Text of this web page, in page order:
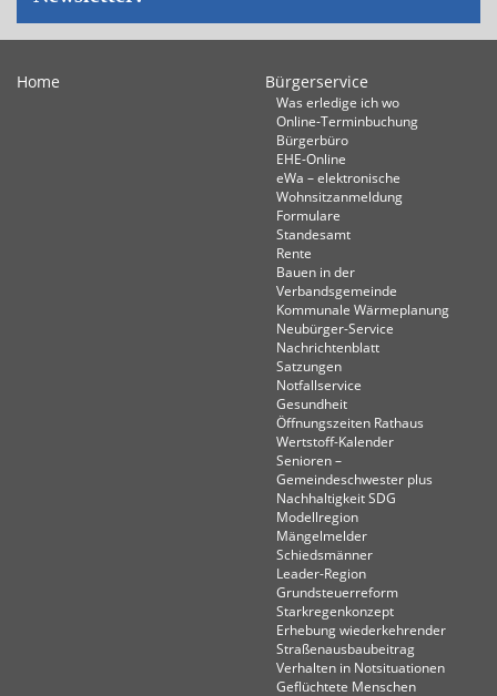
Home Bürgerservice
Was erledige ich wo
Online-Terminbuchung
Bürgerbüro
EHE-Online
eWa – elektronische
Wohnsitzanmeldung
Formulare
Standesamt
Rente
Bauen in der
Verbandsgemeinde
Kommunale Wärmeplanung
Neubürger-Service
Nachrichtenblatt
Satzungen
Notfallservice
Gesundheit
Öffnungszeiten Rathaus
Wertstoff-Kalender
Senioren –
Gemeindeschwester plus
Nachhaltigkeit SDG
Modellregion
Mängelmelder
Schiedsmänner
Leader-Region
Grundsteuerreform
Starkregenkonzept
Erhebung wiederkehrender
Straßenausbaubeitrag
Verhalten in Not­situationen
Geflüchtete Menschen